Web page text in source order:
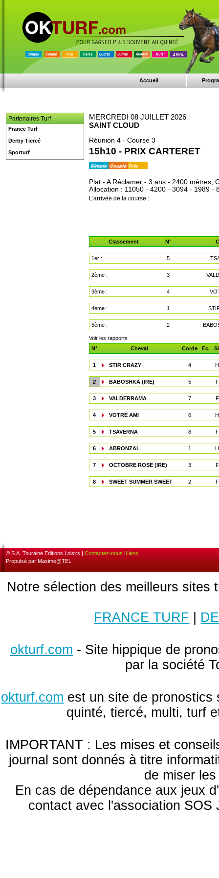
Accueil
MERCREDI 08 JUILLET 2026
SAINT CLOUD
Réunion 4 - Course 3
15h10 - PRIX CARTERET
Plat - A Réclamer - 3 ans - 2400 mètres,
Allocation : 11050 - 4200 - 3094 - 1989 -
L'arrivée de la course :
Classement N°
1er : 5
2ème : 3
3ème : 4
4ème : 1
5ème : 2
Voir les rapports
N°
Cheval Corde Ec.
1 STIR CRAZY 4
2 BABOSHKA (IRE) 5
3 VALDERRAMA 7
4 VOTRE AMI 6
5 TSAVERNA 8
6 ABRONZAL 1
7 OCTOBRE ROSE (IRE) 3
8 SWEET SUMMER SWEET 2
Partenaires Turf
France Turf
Derby Tiercé
Sporturf
© S.A. Touraine Editions Loisirs | Contactez-nous |Liens
Propulsé par Maxime@TEL
Notre sélection des meilleurs sites
FRANCE TURF
okturf.com - Site hippique de
par la société
okturf.com est un site de pronostics
quinté, tiercé, multi, turf
IMPORTANT : Les mises et
journal sont donnés à titre
de miser
En cas de dépendance aux jeux
contact avec l'association